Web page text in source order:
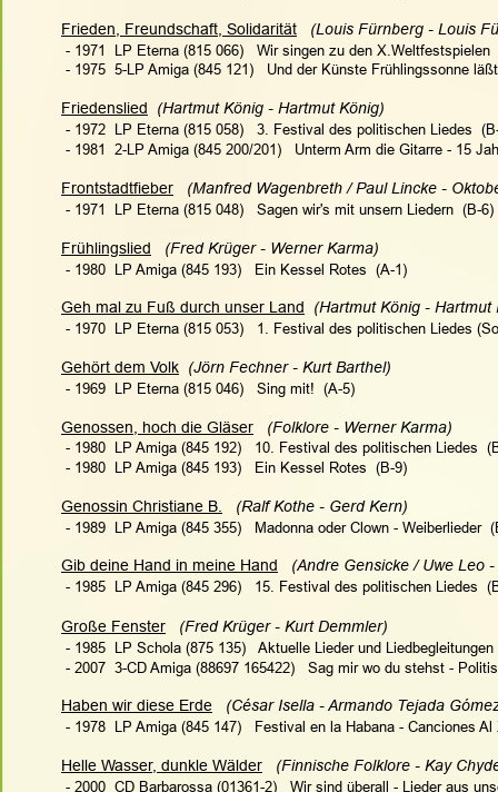
Frieden, Freundschaft, Solidarität
(Louis Fürnberg - Louis
- 1971  LP Eterna (815 066)   Wir singen zu den X.Weltfestspielen
- 1975  5-LP Amiga (845 121)   Und der Künste Frühlingssonne
Friedenslied
  (Hartmut König - Hartmut König)
- 1972  LP Eterna (815 058) 3. Festival des politischen Liedes
- 1981  2-LP Amiga (845 200/201)   Unterm Arm die Gitarre - 15
Frontstadtfieber
(Manfred Wagenbreth / Paul Lincke -
- 1971  LP Eterna (815 048)   Sagen wir's mit unsern Liedern  (B-6)
Frühlingslied
   (Fred Krüger - Werner Karma)
- 1980  LP Amiga (845 193)   Ein Kessel Rotes  (A-1)
Geh mal zu Fuß durch unser Land
(Hartmut König - Hartmut
- 1970  LP Eterna (815 053) 1. Festival des politischen Liedes
Gehört dem Volk
  (Jörn Fechner - Kurt Barthel)
- 1969  LP Eterna (815 046)   Sing mit!  (A-5)
Genossen, hoch die Gläser
(Folklore - Werner Karma)
- 1980  LP Amiga (845 192) 10. Festival des politischen Liedes
- 1980  LP Amiga (845 193)   Ein Kessel Rotes  (B-9)
Genossin Christiane B.
   (Ralf Kothe - Gerd Kern)
- 1989  LP Amiga (845 355)   Madonna oder Clown - Weiberlieder
Gib deine Hand in meine Hand
(Andre Gensicke / Uwe Leo
- 1985  LP Amiga (845 296) 15. Festival des politischen Liedes
Große Fenster
   (Fred Krüger - Kurt Demmler)
- 1985  LP Schola (875 135)   Aktuelle Lieder und
- 2007  3-CD Amiga (88697 165422)   Sag mir wo du stehst -
Haben wir diese Erde
(César Isella - Armando Tejada
- 1978  LP Amiga (845 147)   Festival en la Habana - Canciones Al
Helle Wasser, dunkle Wälder
(Finnische Folklore - Kay
- 2000  CD Barbarossa (01361-2)   Wir sind überall - Lieder aus